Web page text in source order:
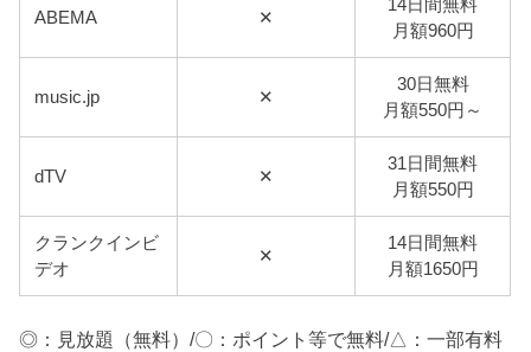
ABEMA ✕
14日間無料
月額960円
music.jp ✕
30日無料
月額550円～
dTV ✕
31日間無料
月額550円
クランクインビ
デオ
✕
14日間無料
月額1650円
◎：見放題（無料）/〇：ポイント等で無料/△：一部有料